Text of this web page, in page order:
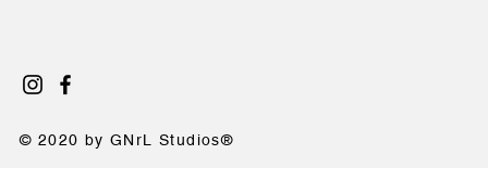
© 2020 by GNrL Studios®